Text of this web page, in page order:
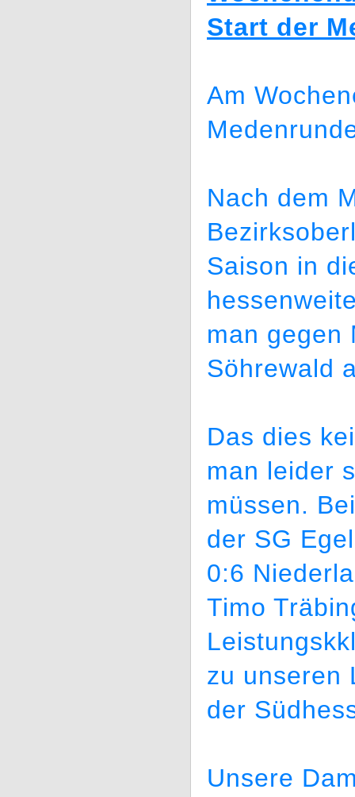
Start der
Am
Nach dem
Saison in
man gegen
Söhrewald
Das dies
man leider
müssen.
der SG
0:6
Timo
zu unseren
der
Unsere